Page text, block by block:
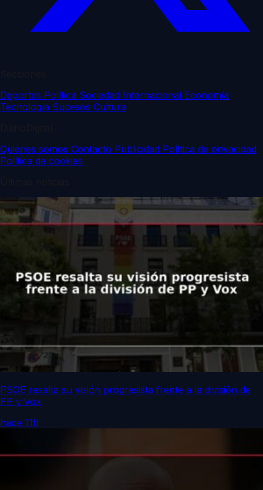
Deportes Política Sociedad Internacional Economía
Tecnología Sucesos Cultura
Quiénes somos Contacto Publicidad Política de privacidad
Política de cookies
PSOE resalta su visión progresista frente a la división de
PP y Vox
hace 11h